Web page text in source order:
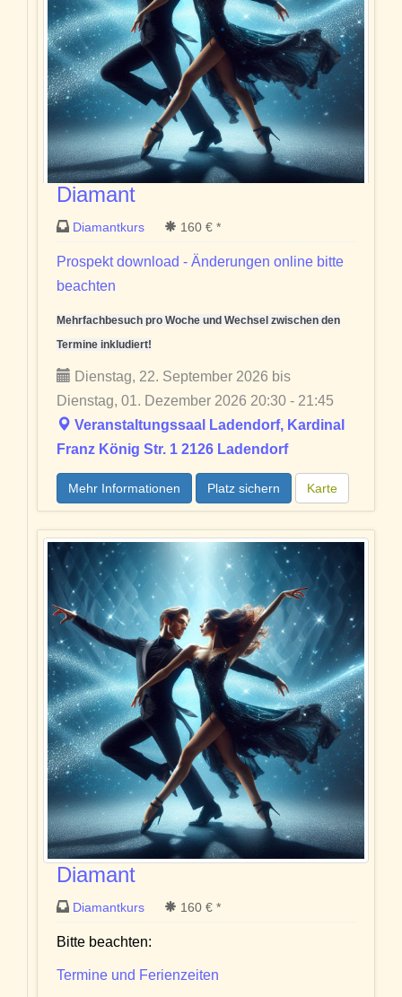
Diamant
Diamantkurs 160 € *
Prospekt download - Änderungen online bitte
beachten
Mehrfachbesuch pro Woche und Wechsel zwischen den
Termine inkludiert!
Dienstag, 22. September 2026 bis
Dienstag, 01. Dezember 2026 20:30 - 21:45
Veranstaltungssaal Ladendorf, Kardinal
Franz König Str. 1 2126 Ladendorf
Mehr Informationen Platz sichern Karte
Diamant
Diamantkurs 160 € *
Bitte beachten:
Termine und Ferienzeiten